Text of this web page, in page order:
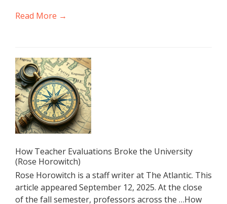
Read More →
How Teacher Evaluations Broke the University
(Rose Horowitch)
Rose Horowitch is a staff writer at The Atlantic. This
article appeared September 12, 2025. At the close
of the fall semester, professors across the …How